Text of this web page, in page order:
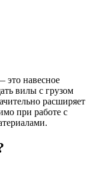
это навесное
вилы с грузом
расширяет
при работе с